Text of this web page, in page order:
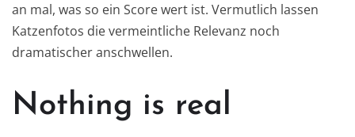
an mal, was so ein Score wert ist. Vermutlich lassen
Katzenfotos die vermeintliche Relevanz noch
dramatischer anschwellen.
Nothing is real